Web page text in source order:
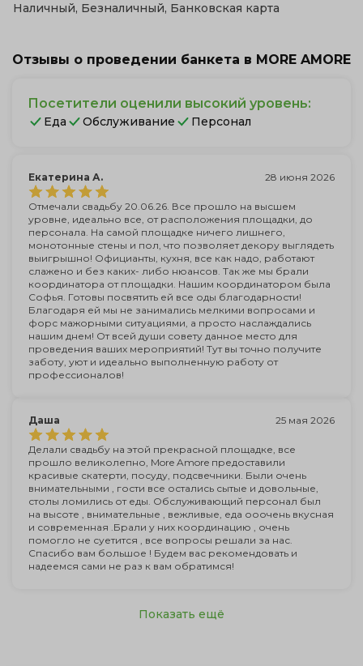
Наличный, Безналичный, Банковская карта
Отзывы о проведении банкета в MORE AMORE
Посетители оценили высокий уровень:
Еда Обслуживание Персонал
Екатерина А. 28 июня 2026
Отмечали свадьбу 20.06.26. Все прошло на высшем
уровне, идеально все, от расположения площадки, до
персонала. На самой площадке ничего лишнего,
монотонные стены и пол, что позволяет декору выглядеть
выигрышно! Официанты, кухня, все как надо, работают
слажено и без каких- либо нюансов. Так же мы брали
координатора от площадки. Нашим координатором была
Софья. Готовы посвятить ей все оды благодарности!
Благодаря ей мы не занимались мелкими вопросами и
форс мажорными ситуациями, а просто наслаждались
нашим днем! От всей души совету данное место для
проведения ваших мероприятий! Тут вы точно получите
заботу, уют и идеально выполненную работу от
профессионалов!
Даша 25 мая 2026
Делали свадьбу на этой прекрасной площадке, все
прошло великолепно, More Amore предоставили
красивые скатерти, посуду, подсвечники. Были очень
внимательными , гости все остались сытые и довольные,
столы ломились от еды. Обслуживающий персонал был
на высоте , внимательные , вежливые, еда ооочень вкусная
и современная .Брали у них координацию , очень
помогло не суетится , все вопросы решали за нас.
Спасибо вам большое ! Будем вас рекомендовать и
надеемся сами не раз к вам обратимся!
Показать ещё